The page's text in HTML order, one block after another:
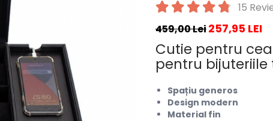
15
459,00 Lei257,95 LEI
Cutie pentru
pentru bijuteriile
Spațiu generos
Design modern
Material fin